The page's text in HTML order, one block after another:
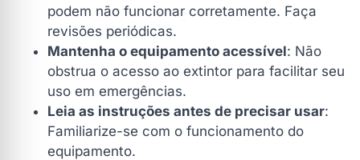
podem não funcionar corretamente. Faça
revisões periódicas.
Mantenha o equipamento acessível: Não
obstrua o acesso ao extintor para facilitar seu
uso em emergências.
Leia as instruções antes de precisar usar:
Familiarize-se com o funcionamento do
equipamento.